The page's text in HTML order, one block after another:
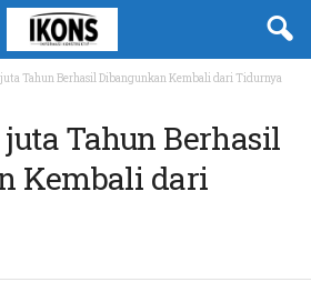
Tahun Berhasil Dibangunkan Kembali dari Tidurnya
Tahun Berhasil
Kembali dari